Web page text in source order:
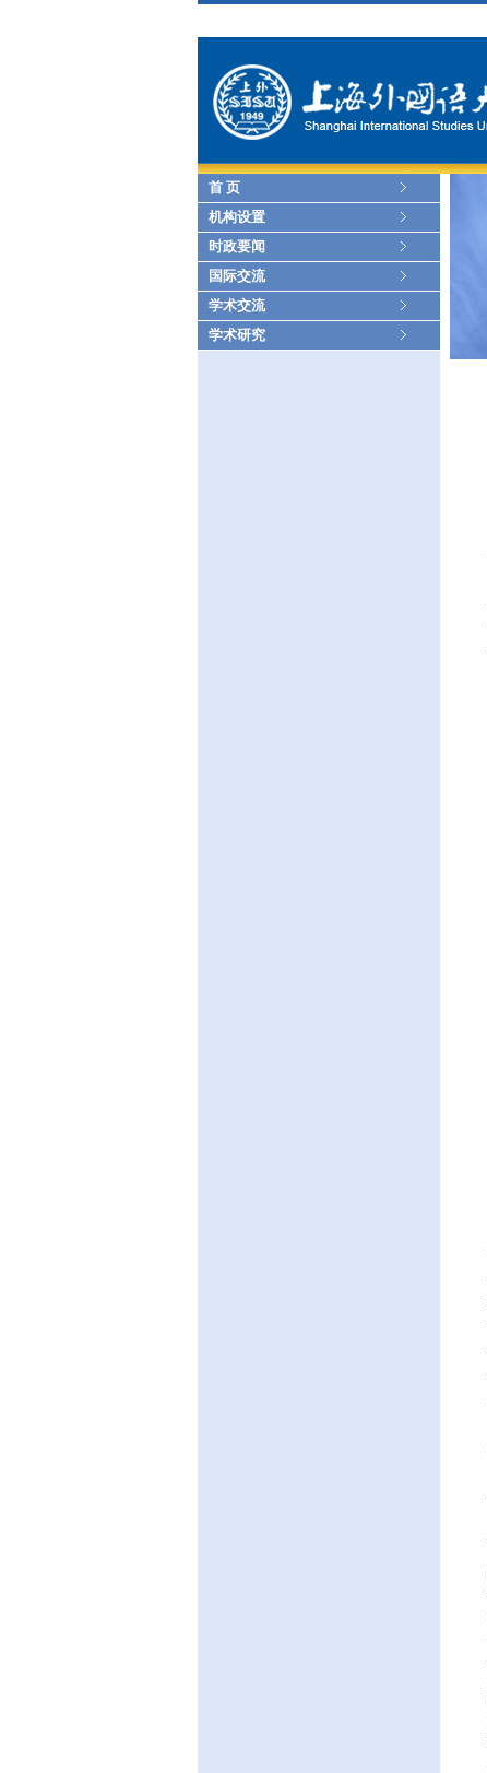
首 页
机构设置
时政要闻
国际交流
学术交流
学术研究